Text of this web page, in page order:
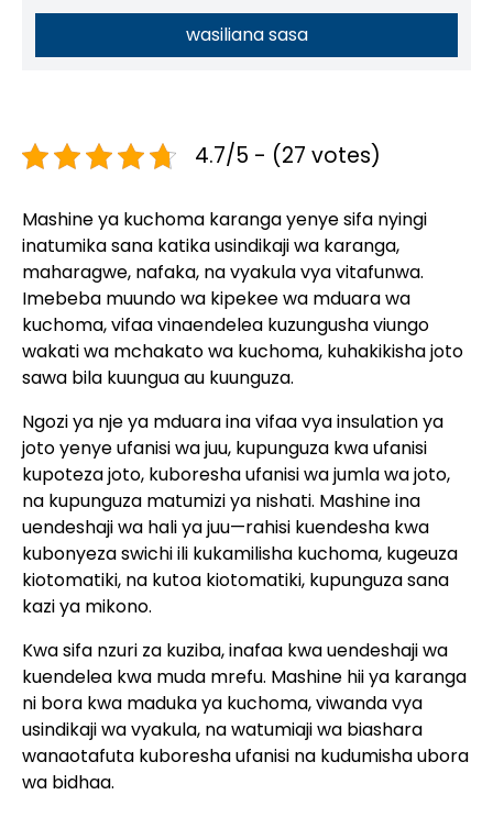
wasiliana sasa
4.7/5 - (27 votes)
Mashine ya kuchoma karanga yenye sifa nyingi
inatumika sana katika usindikaji wa karanga,
maharagwe, nafaka, na vyakula vya vitafunwa.
Imebeba muundo wa kipekee wa mduara wa
kuchoma, vifaa vinaendelea kuzungusha viungo
wakati wa mchakato wa kuchoma, kuhakikisha joto
sawa bila kuungua au kuunguza.
Ngozi ya nje ya mduara ina vifaa vya insulation ya
joto yenye ufanisi wa juu, kupunguza kwa ufanisi
kupoteza joto, kuboresha ufanisi wa jumla wa joto,
na kupunguza matumizi ya nishati. Mashine ina
uendeshaji wa hali ya juu—rahisi kuendesha kwa
kubonyeza swichi ili kukamilisha kuchoma, kugeuza
kiotomatiki, na kutoa kiotomatiki, kupunguza sana
kazi ya mikono.
Kwa sifa nzuri za kuziba, inafaa kwa uendeshaji wa
kuendelea kwa muda mrefu. Mashine hii ya karanga
ni bora kwa maduka ya kuchoma, viwanda vya
usindikaji wa vyakula, na watumiaji wa biashara
wanaotafuta kuboresha ufanisi na kudumisha ubora
wa bidhaa.